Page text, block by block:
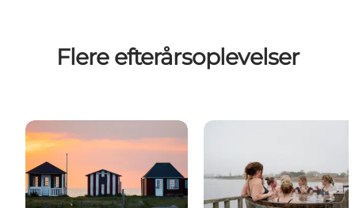
Flere efterårsoplevelser